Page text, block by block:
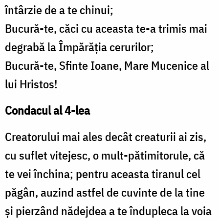
întârzie de a te chinui;
Bucură-te, căci cu aceasta te-a trimis mai
degrabă la Împărăţia cerurilor;
Bucură-te, Sfinte Ioane, Mare Mucenice al
lui Hristos!
Condacul al 4-lea
Creatorului mai ales decât creaturii ai zis,
cu suflet vitejesc, o mult-pătimitorule, că
te vei închina; pentru aceasta tiranul cel
păgân, auzind astfel de cuvinte de la tine
şi pierzând nădejdea a te îndupleca la voia